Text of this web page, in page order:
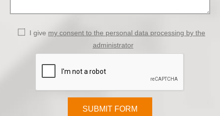
I give my consent to the personal data processing by the
administrator
SUBMIT FORM